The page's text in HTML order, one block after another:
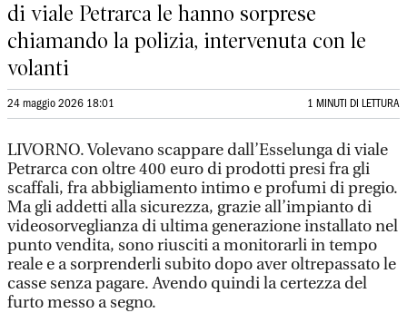
di viale Petrarca le hanno sorprese
chiamando la polizia, intervenuta con le
volanti
24 maggio 2026 18:01 1 MINUTI DI LETTURA
LIVORNO. Volevano scappare dall’Esselunga di viale
Petrarca con oltre 400 euro di prodotti presi fra gli
scaffali, fra abbigliamento intimo e profumi di pregio.
Ma gli addetti alla sicurezza, grazie all’impianto di
videosorveglianza di ultima generazione installato nel
punto vendita, sono riusciti a monitorarli in tempo
reale e a sorprenderli subito dopo aver oltrepassato le
casse senza pagare. Avendo quindi la certezza del
furto messo a segno.